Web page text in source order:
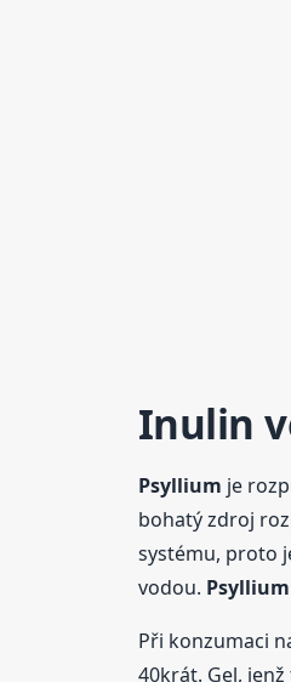
Inulin
Psyllium je
bohatý zdroj
systému, proto
vodou. Psyllium
Při konzumaci
40krát. Gel,